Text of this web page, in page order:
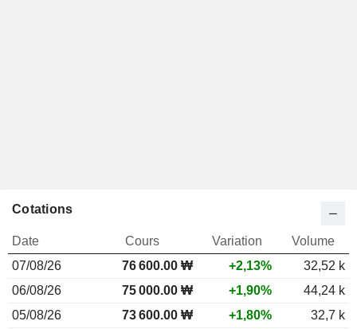
Cotations
Date Cours Variation
Volume
07/08/26
76 600.00 ₩ +2,13%
32,52 k
06/08/26
75 000.00 ₩ +1,90%
44,24 k
05/08/26
73 600.00 ₩ +1,80%
32,7 k